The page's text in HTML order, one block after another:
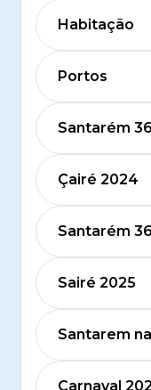
Habitação
Portos
Santarém
Çairé 2024
Santarém
Sairé 2025
Santarem
Carnaval